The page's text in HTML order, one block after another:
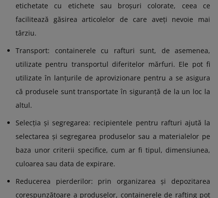
etichetate cu etichete sau broşuri colorate, ceea ce
facilitează găsirea articolelor de care aveți nevoie mai
târziu.
Transport: containerele cu rafturi sunt, de asemenea,
utilizate pentru transportul diferitelor mărfuri. Ele pot fi
utilizate în lanțurile de aprovizionare pentru a se asigura
că produsele sunt transportate în siguranță de la un loc la
altul.
Selecția și segregarea: recipientele pentru rafturi ajută la
selectarea și segregarea produselor sau a materialelor pe
baza unor criterii specifice, cum ar fi tipul, dimensiunea,
culoarea sau data de expirare.
Reducerea pierderilor: prin organizarea și depozitarea
corespunzătoare a produselor, containerele de rafting pot